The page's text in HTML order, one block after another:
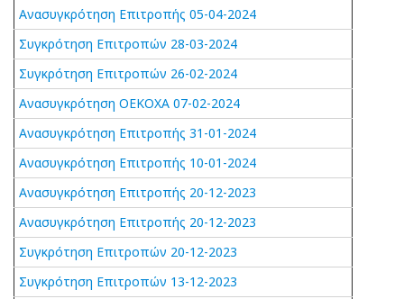
Ανασυγκρότηση Επιτροπής 05-04-2024
Συγκρότηση Επιτροπών 28-03-2024
Συγκρότηση Επιτροπών 26-02-2024
Ανασυγκρότηση ΟΕΚΟΧΑ 07-02-2024
Ανασυγκρότηση Επιτροπής 31-01-2024
Ανασυγκρότηση Επιτροπής 10-01-2024
Ανασυγκρότηση Επιτροπής 20-12-2023
Ανασυγκρότηση Επιτροπής 20-12-2023
Συγκρότηση Επιτροπών 20-12-2023
Συγκρότηση Επιτροπών 13-12-2023